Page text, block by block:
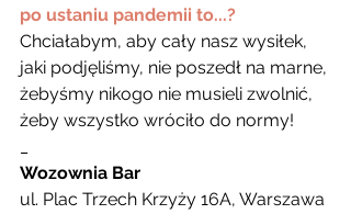
po ustaniu pandemii to...?
Chciałabym, aby cały nasz wysiłek,
jaki podjęliśmy, nie poszedł na marne,
żebyśmy nikogo nie musieli zwolnić,
żeby wszystko wróciło do normy!
Wozownia Bar
ul. Plac Trzech Krzyży 16A, Warszawa